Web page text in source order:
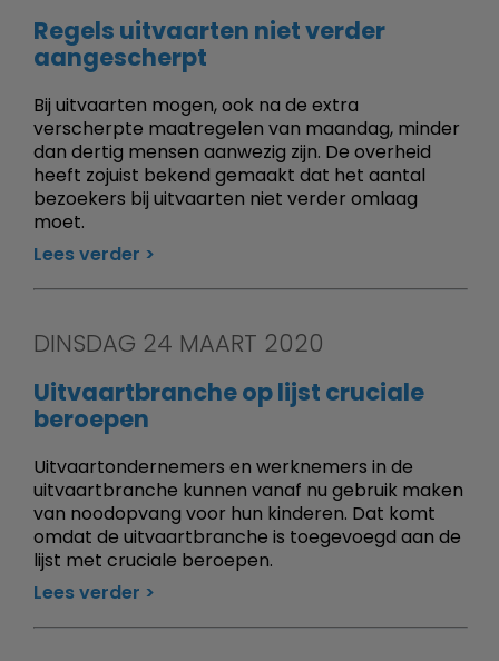
Regels uitvaarten niet verder
aangescherpt
Bij uitvaarten mogen, ook na de extra
verscherpte maatregelen van maandag, minder
dan dertig mensen aanwezig zijn. De overheid
heeft zojuist bekend gemaakt dat het aantal
bezoekers bij uitvaarten niet verder omlaag
moet.
Lees verder
DINSDAG 24 MAART 2020
Uitvaartbranche op lijst cruciale
beroepen
Uitvaartondernemers en werknemers in de
uitvaartbranche kunnen vanaf nu gebruik maken
van noodopvang voor hun kinderen. Dat komt
omdat de uitvaartbranche is toegevoegd aan de
lijst met cruciale beroepen.
Lees verder